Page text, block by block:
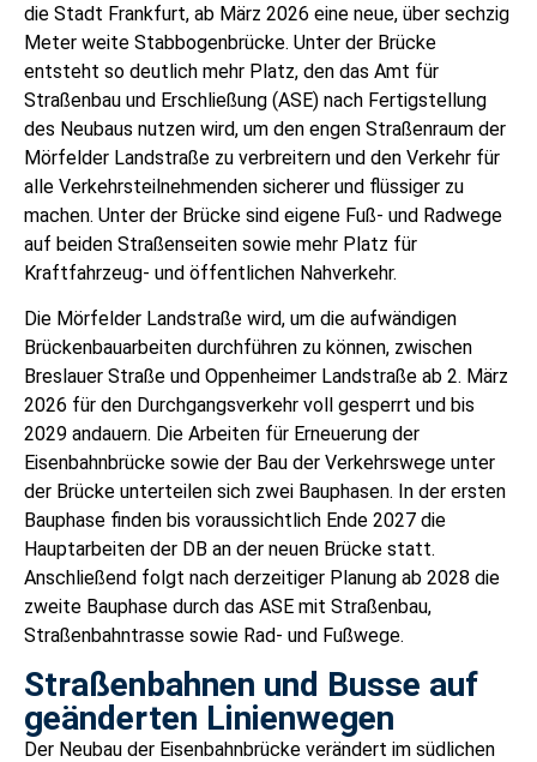
die Stadt Frankfurt, ab März 2026 eine neue, über sechzig
Meter weite Stabbogenbrücke. Unter der Brücke
entsteht so deutlich mehr Platz, den das Amt für
Straßenbau und Erschließung (ASE) nach Fertigstellung
des Neubaus nutzen wird, um den engen Straßenraum der
Mörfelder Landstraße zu verbreitern und den Verkehr für
alle Verkehrsteilnehmenden sicherer und flüssiger zu
machen. Unter der Brücke sind eigene Fuß- und Radwege
auf beiden Straßenseiten sowie mehr Platz für
Kraftfahrzeug- und öffentlichen Nahverkehr.
Die Mörfelder Landstraße wird, um die aufwändigen
Brückenbauarbeiten durchführen zu können, zwischen
Breslauer Straße und Oppenheimer Landstraße ab 2. März
2026 für den Durchgangsverkehr voll gesperrt und bis
2029 andauern. Die Arbeiten für Erneuerung der
Eisenbahnbrücke sowie der Bau der Verkehrswege unter
der Brücke unterteilen sich zwei Bauphasen. In der ersten
Bauphase finden bis voraussichtlich Ende 2027 die
Hauptarbeiten der DB an der neuen Brücke statt.
Anschließend folgt nach derzeitiger Planung ab 2028 die
zweite Bauphase durch das ASE mit Straßenbau,
Straßenbahntrasse sowie Rad- und Fußwege.
Straßenbahnen und Busse auf
geänderten Linienwegen
Der Neubau der Eisenbahnbrücke verändert im südlichen